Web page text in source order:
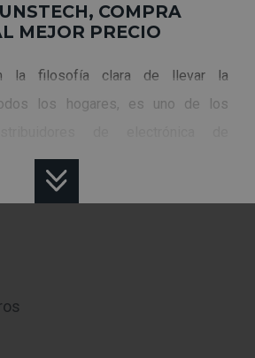
COMPRA
MEJOR PRECIO
la filosofía clara de llevar la
los hogares, es uno de los
Cuentan con una amplia gama
imagen, sonido y hogar de última
con una excelente relación
DE
OFRECE SUNSTECH?